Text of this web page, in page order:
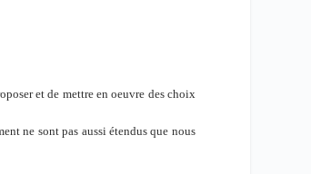
et de mettre en oeuvre des choix
ne sont pas aussi étendus que nous